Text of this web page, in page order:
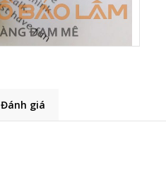
Đánh giá